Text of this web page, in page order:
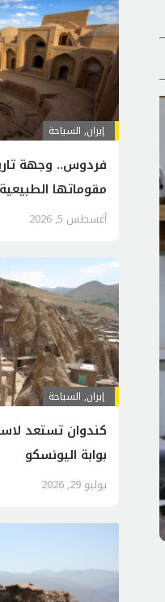
إيران, السياحة
فردوس.. وجهة
مقوماتها
المستدامة
أغسطس 5, 2026
إيران, السياحة
كندوان تستعد
بوابة اليونسكو
يوليو 29, 2026